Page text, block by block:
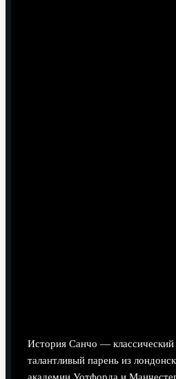
История Санчо — классический
талантливый парень из
академии Уотфорда и